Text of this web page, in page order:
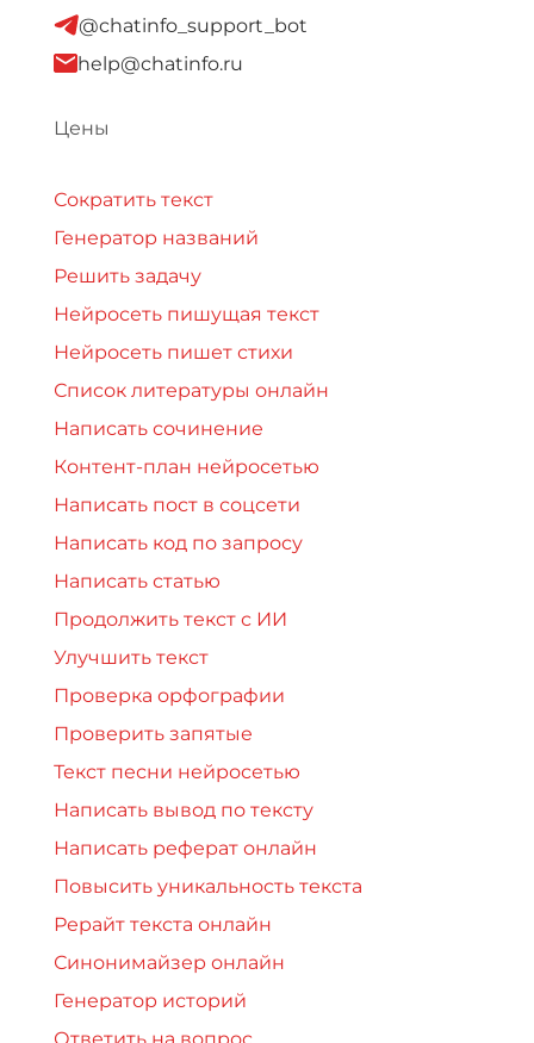
@chatinfo_support_bot
help@chatinfo.ru
Цены
Сократить текст
Генератор названий
Решить задачу
Нейросеть пишущая текст
Нейросеть пишет стихи
Список литературы онлайн
Написать сочинение
Контент-план нейросетью
Написать пост в соцсети
Написать код по запросу
Написать статью
Продолжить текст с ИИ
Улучшить текст
Проверка орфографии
Проверить запятые
Текст песни нейросетью
Написать вывод по тексту
Написать реферат онлайн
Повысить уникальность текста
Рерайт текста онлайн
Синонимайзер онлайн
Генератор историй
Ответить на вопрос